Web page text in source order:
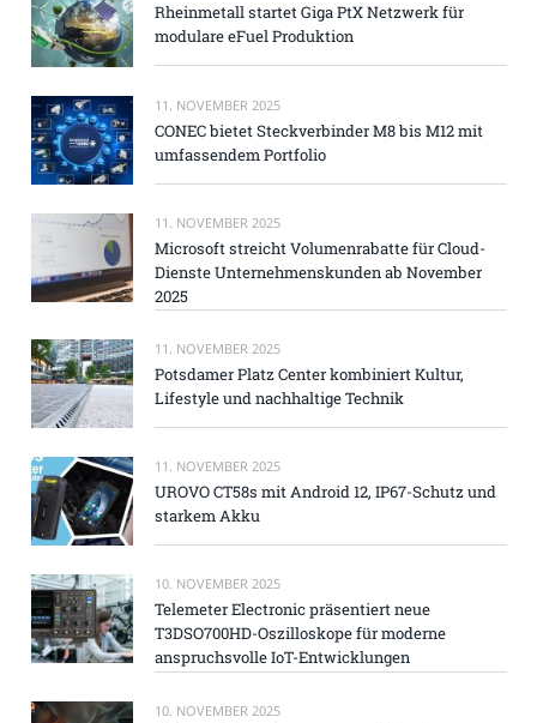
Rheinmetall startet Giga PtX Netzwerk für
modulare eFuel Produktion
11. NOVEMBER 2025
CONEC bietet Steckverbinder M8 bis M12 mit
umfassendem Portfolio
11. NOVEMBER 2025
Microsoft streicht Volumenrabatte für Cloud-
Dienste Unternehmenskunden ab November
2025
11. NOVEMBER 2025
Potsdamer Platz Center kombiniert Kultur,
Lifestyle und nachhaltige Technik
11. NOVEMBER 2025
UROVO CT58s mit Android 12, IP67-Schutz und
starkem Akku
10. NOVEMBER 2025
Telemeter Electronic präsentiert neue
T3DSO700HD-Oszilloskope für moderne
anspruchsvolle IoT-Entwicklungen
10. NOVEMBER 2025